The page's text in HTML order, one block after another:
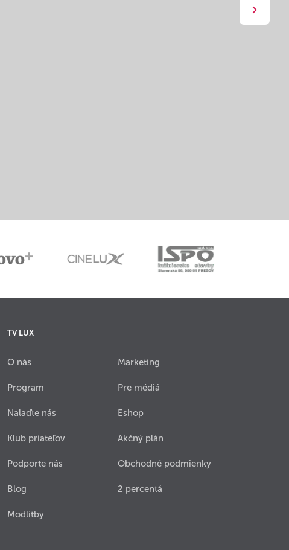
TV LUX
O nás
Program
Nalaďte nás
Klub priateľov
Podporte nás
Blog
Modlitby
Marketing
Pre médiá
Eshop
Akčný plán
Obchodné podmienky
2 percentá